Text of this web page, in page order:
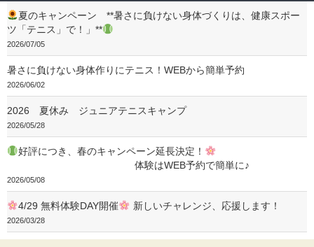
夏のキャンペーン **暑さに負けない身体づくりは、健康スポー
ツ「テニス」で！」**
2026/07/05
暑さに負けない身体作りにテニス！WEBから簡単予約
2026/06/02
2026 夏休み ジュニアテニスキャンプ
2026/05/28
好評につき、春のキャンペーン延長決定！
体験はWEB予約で簡単に♪
2026/05/08
4/29 無料体験DAY開催 新しいチャレンジ、応援します！
2026/03/28